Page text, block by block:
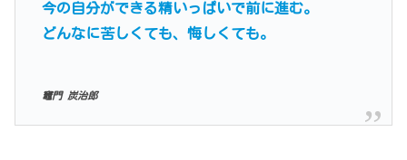
今の自分ができる精いっぱいで前に進む。
どんなに苦しくても、悔しくても。
竈門 炭治郎